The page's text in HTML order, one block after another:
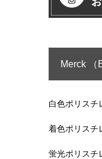
Merck （
白色ポリスチ
着色ポリスチ
蛍光ポリスチ